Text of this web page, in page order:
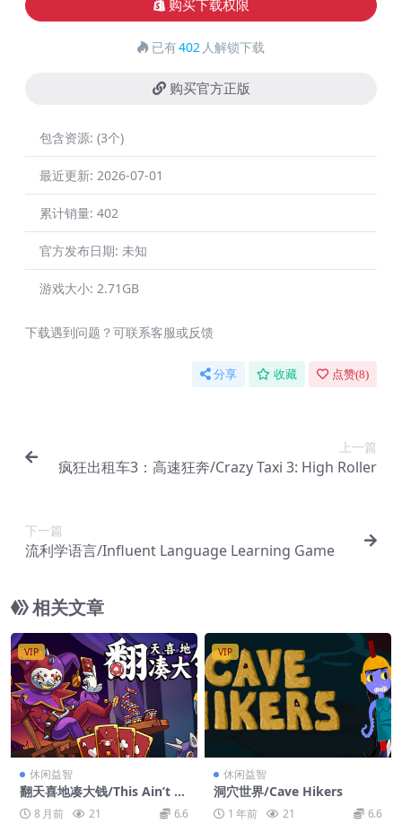
购买下载权限
已有402 人解锁下载
购买官方正版
包含资源: (3个)
最近更新: 2026-07-01
累计销量: 402
官方发布日期: 未知
游戏大小: 2.71GB
下载遇到问题？可联系客服或反馈
分享 收藏 点赞(8)
上一篇
疯狂出租车3：高速狂奔/Crazy Taxi 3: High Roller
下一篇
流利学语言/Influent Language Learning Game
相关文章
VIP
休闲益智
翻天喜地凑大钱/This Ain’t Ev
en Poker, Ya Joker
8 月前 21 6.6
VIP
休闲益智
洞穴世界/Cave Hikers
1 年前 21 6.6